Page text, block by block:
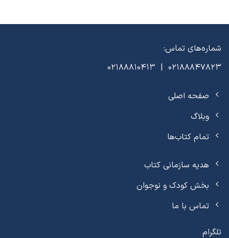
شماره‌های تماس:
02188847823 | 02188810413
صفحه اصلی
وبلاگ
تمام کتاب‌ها
هدیه سازمانی کتاب
بخش کودک و نوجوان
تماس با ما
تلگرام